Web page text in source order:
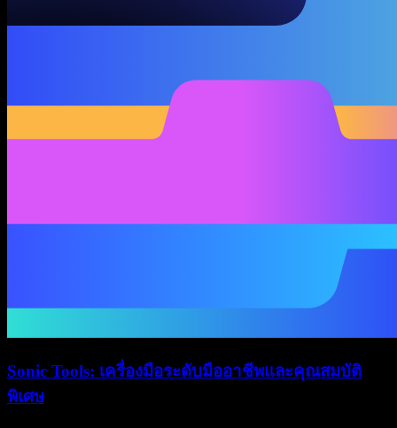
Sonic Tools: เครื่องมือระดับมืออาชีพและคุณสมบัติ
พิเศษ